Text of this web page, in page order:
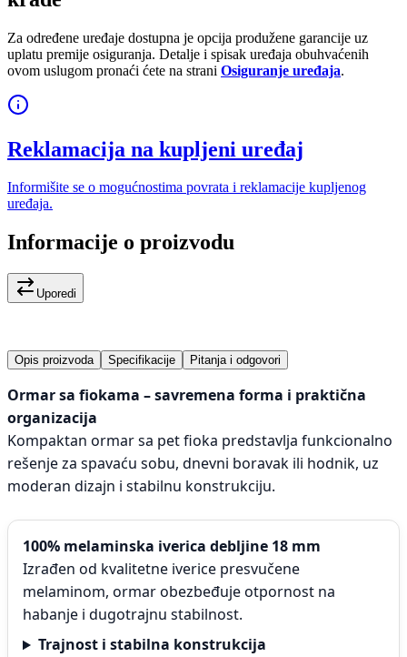
Za određene uređaje dostupna je opcija produžene garancije uz
uplatu premije osiguranja. Detalje i spisak uređaja obuhvaćenih
ovom uslugom pronaći ćete na strani Osiguranje uređaja.
Reklamacija na kupljeni uređaj
Informišite se o mogućnostima povrata i reklamacije kupljenog
uređaja.
Informacije o proizvodu
Uporedi
Opis proizvoda Specifikacije Pitanja i odgovori
Ormar sa fiokama – savremena forma i praktična
organizacija
Kompaktan ormar sa pet fioka predstavlja funkcionalno
rešenje za spavaću sobu, dnevni boravak ili hodnik, uz
moderan dizajn i stabilnu konstrukciju.
100% melaminska iverica debljine 18 mm
Izrađen od kvalitetne iverice presvučene
melaminom, ormar obezbeđuje otpornost na
habanje i dugotrajnu stabilnost.
Trajnost i stabilna konstrukcija